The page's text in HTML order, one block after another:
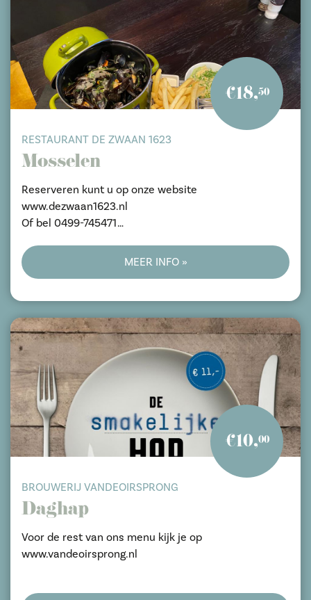
€18,50
RESTAURANT DE ZWAAN 1623
Mosselen
Reserveren kunt u op onze website
www.dezwaan1623.nl
Of bel 0499-745471
Markt 4
5688 AJ Oirschot
MEER INFO »
€10,00
BROUWERIJ VANDEOIRSPRONG
Daghap
Voor de rest van ons menu kijk je op
www.vandeoirsprong.nl